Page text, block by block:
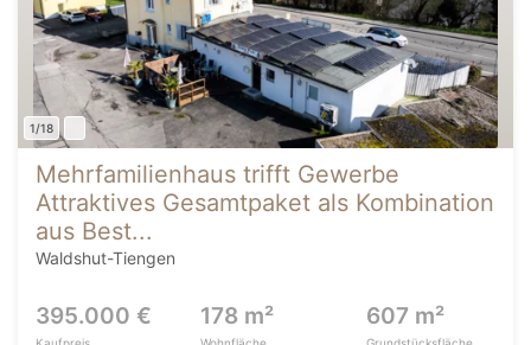
1/18
Mehrfamilienhaus trifft Gewerbe
Attraktives Gesamtpaket als Kombination
aus Best...
Waldshut-Tiengen
395.000 € 178 m² 607 m²